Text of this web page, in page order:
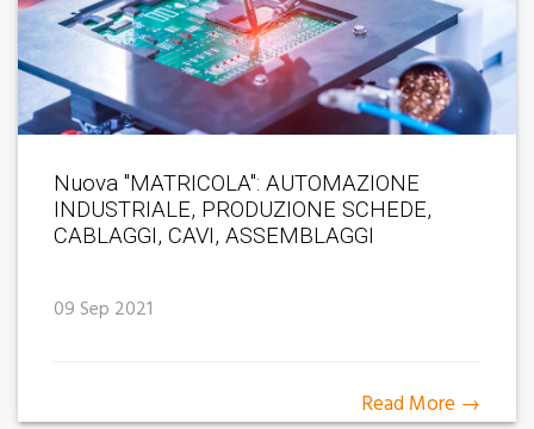
Nuova "MATRICOLA": AUTOMAZIONE
INDUSTRIALE, PRODUZIONE SCHEDE,
CABLAGGI, CAVI, ASSEMBLAGGI
09 Sep 2021
Read More →